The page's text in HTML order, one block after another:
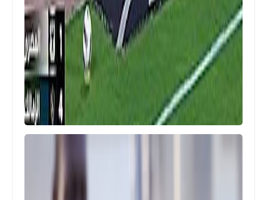
اخبار خفيفة
منتخب الجزائر يؤكد تأهل منتخب مصر
لأمم أفريقيا U-17 بعد التعادل مع تونس